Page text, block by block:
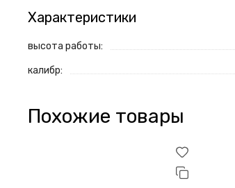
Характеристики
высота работы:
калибр:
Похожие товары